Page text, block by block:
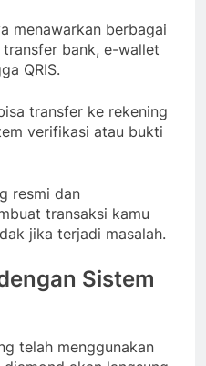
menawarkan berbagai
bank, e-wallet
QRIS.
transfer ke rekening
verifikasi atau bukti
resmi dan
transaksi kamu
jika terjadi masalah.
Sistem
telah menggunakan